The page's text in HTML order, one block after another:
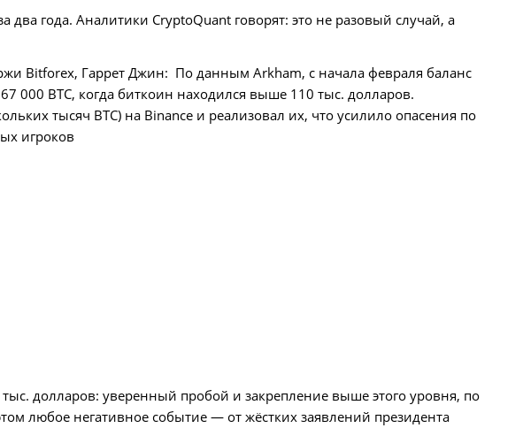
года. Аналитики CryptoQuant говорят: это не разовый случай, а
Bitforex, Гаррет Джин: По данным Arkham, с начала февраля баланс
000 BTC, когда биткоин находился выше 110 тыс. долларов.
тысяч BTC) на Binance и реализовал их, что усилило опасения по
игроков
долларов: уверенный пробой и закрепление выше этого уровня, по
любое негативное событие — от жёстких заявлений президента